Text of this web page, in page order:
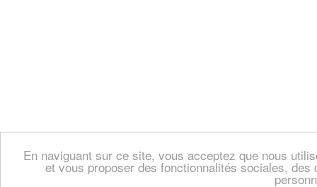
En naviguant sur ce site, vous acceptez que nous
et vous proposer des fonctionnalités sociales,